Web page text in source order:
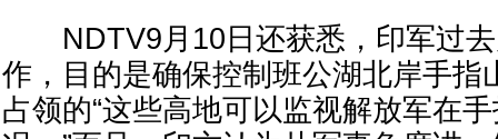
NDTV9月10日还获悉，印军过去
作，目的是确保控制班公湖北岸手指
占领的“这些高地可以监视解放军在